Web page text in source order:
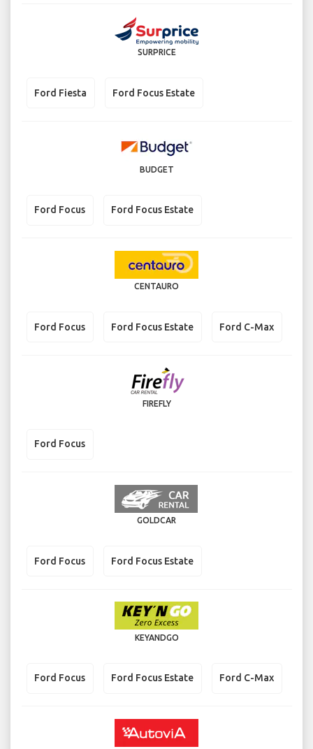
SURPRICE
Ford Fiesta Ford Focus Estate
BUDGET
Ford Focus Ford Focus Estate
CENTAURO
Ford Focus Ford Focus Estate Ford C-Max
FIREFLY
Ford Focus
GOLDCAR
Ford Focus Ford Focus Estate
KEYANDGO
Ford Focus Ford Focus Estate Ford C-Max